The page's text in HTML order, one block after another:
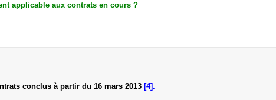
applicable aux contrats en cours ?
conclus à partir du 16 mars 2013 [4].